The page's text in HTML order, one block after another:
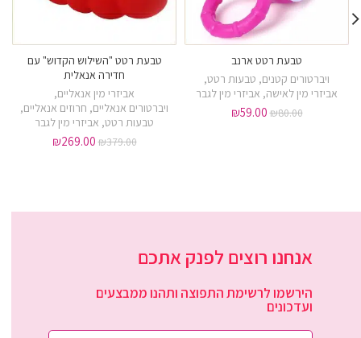
טבעת רטט ארנב
ויברטורים קטנים, טבעות רטט,
אביזרי מין לאישה, אביזרי מין לגבר
₪80.00
₪59.00
טבעת רטט "השילוש הקדוש" עם
חדירה אנאלית
אביזרי מין אנאליים,
ויברטורים אנאליים, חרוזים אנאליים,
טבעות רטט, אביזרי מין לגבר
₪379.00
₪269.00
אנחנו רוצים לפנק אתכם
הירשמו לרשימת התפוצה ותהנו ממבצעים
ועדכונים